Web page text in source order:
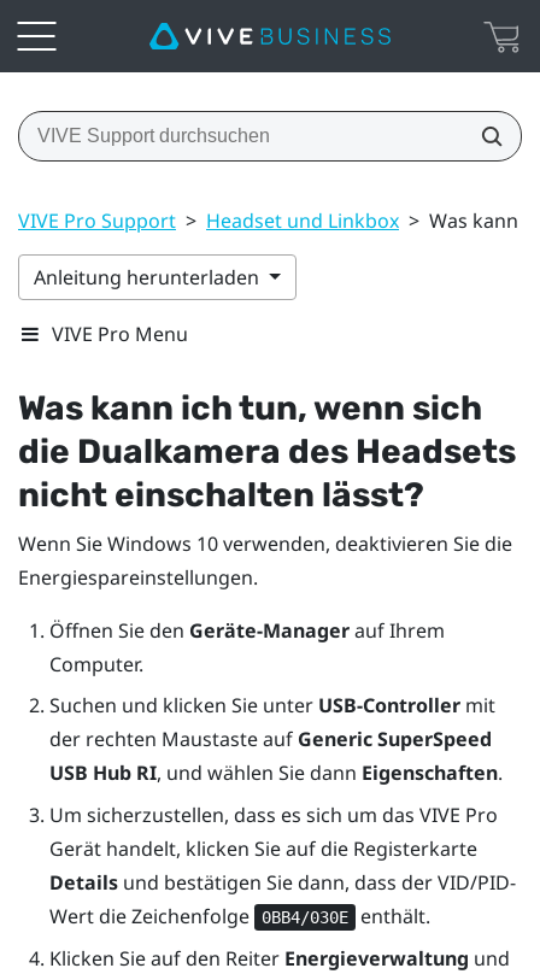
VIVE Pro Support > Headset und Linkbox > Was kann
Anleitung herunterladen
VIVE Pro Menu
Was kann ich tun, wenn sich
die Dualkamera des Headsets
nicht einschalten lässt?
Wenn SieWindows 10 verwenden, deaktivieren Sie die
Energiespareinstellungen.
Öffnen Sie den Geräte-Managerauf Ihrem
Computer.
Suchen und klicken Sie unter USB-Controllermit
der rechten Maustaste auf Generic SuperSpeed
USB Hub RI, und wählen Sie dann Eigenschaften.
Um sicherzustellen, dass es sich um das VIVE Pro
Gerät handelt, klicken Sie auf die Registerkarte
Detailsund bestätigen Sie dann, dass der VID/PID-
Wert die Zeichenfolge
0BB4/030E
enthält.
Klicken Sie auf den Reiter Energieverwaltung und